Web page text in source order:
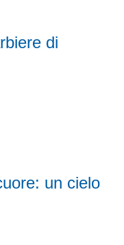
di
un cielo